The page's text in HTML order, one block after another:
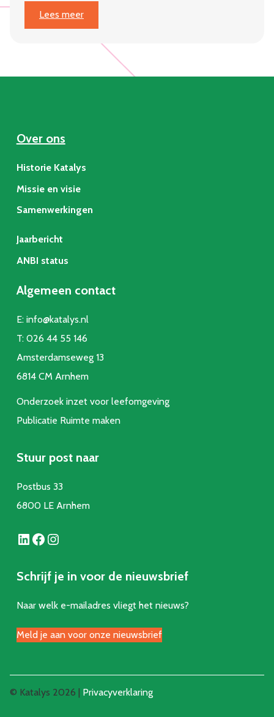
Lees meer
:
Dorpsgaard
Nederland
Over ons
Historie Katalys
Missie en visie
Samenwerkingen
Jaarbericht
ANBI status
Algemeen contact
E: info@katalys.nl
T: 026 44 55 146
Amsterdamseweg 13
6814 CM Arnhem
Onderzoek inzet voor leefomgeving
Publicatie Ruimte maken
Stuur post naar
Postbus 33
6800 LE Arnhem
LinkedIn Facebook Instagram
Schrijf je in voor de nieuwsbrief
Naar welk e-mailadres vliegt het nieuws?
Meld je aan voor onze nieuwsbrief
© Katalys 2026 | Privacyverklaring